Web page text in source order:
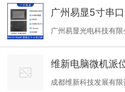
广州易显5寸串
广州易显光电科技有限
维新电脑微机派
成都维新科技发展有限